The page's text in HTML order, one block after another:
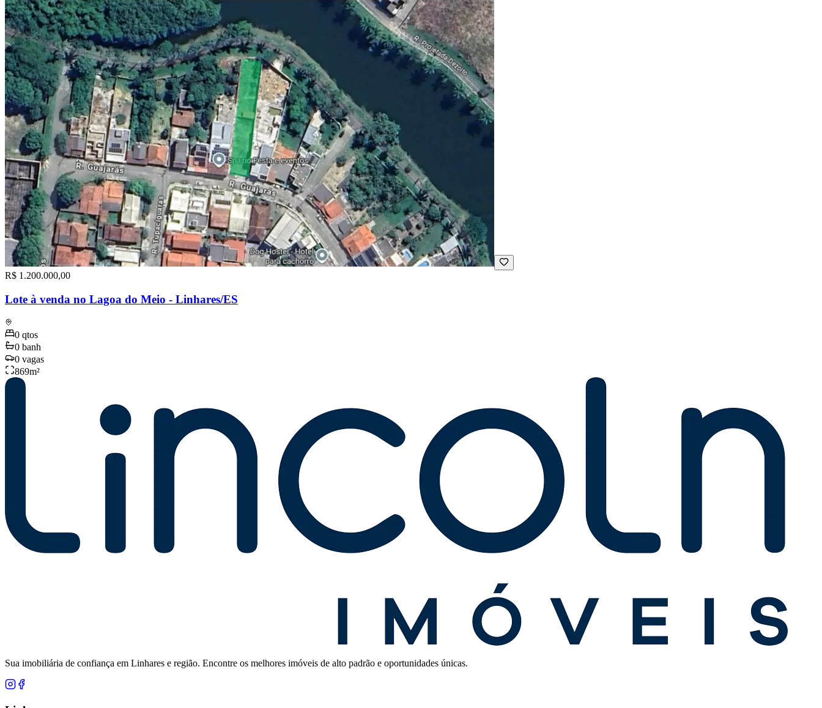
R$ 1.200.000,00
Lote à venda no Lagoa do Meio - Linhares/ES
0 qtos
0 banh
0 vagas
869m²
Sua imobiliária de confiança em Linhares e região. Encontre os melhores imóveis de alto padrão e oportunidades únicas.